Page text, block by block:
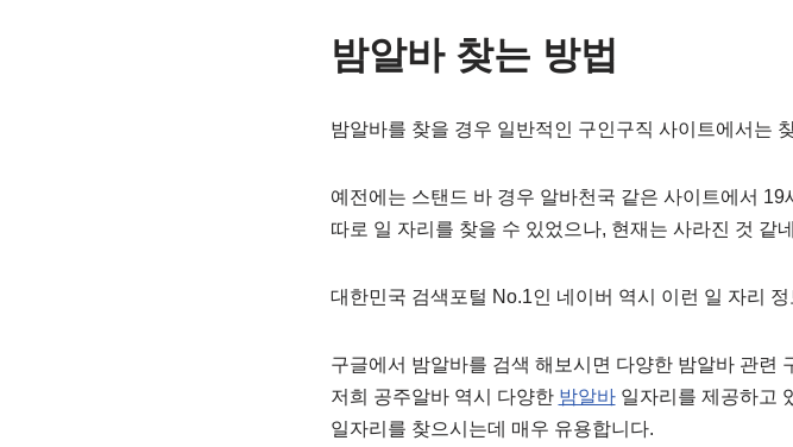
밤알바 찾는 방법
밤알바를 찾을 경우 일반적인 구인구직 사이트에서는
예전에는 스탠드 바 경우 알바천국 같은 사이트에서 19
따로 일 자리를 찾을 수 있었으나, 현재는 사라진 것 같
대한민국 검색포털 No.1인 네이버 역시 이런 일 자리
구글에서 밤알바를 검색 해보시면 다양한 밤알바 관련
저희 공주알바 역시 다양한 밤알바일자리를 제공하고
일자리를 찾으시는데 매우 유용합니다.